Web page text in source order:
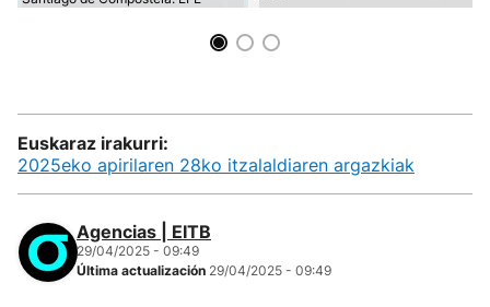
Euskaraz irakurri:
2025eko apirilaren 28ko itzalaldiaren argazkiak
Agencias | EITB
29/04/2025 - 09:49
Última actualización 29/04/2025 - 09:49